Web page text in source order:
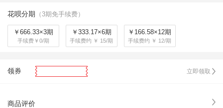
花呗分期 （3期免手续费）
￥666.33×3期
手续费￥0/期
￥333.17×6期
手续费约 ￥ 15/期
￥166.58×12期
手续费约 ￥ 12/期
领券 立即领取
商品评价